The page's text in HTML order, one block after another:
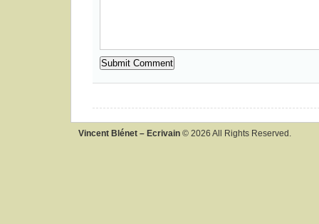
Vincent Blénet – Ecrivain © 2026 All Rights Reserved.